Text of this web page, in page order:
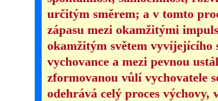
určitým směrem; a v tomto
zápasu mezi okamžitými
okamžitým světem vyvíjejícího
vychovance a mezi pevnou
zformovanou vůlí vychovatele
odehrává celý proces výchovy,